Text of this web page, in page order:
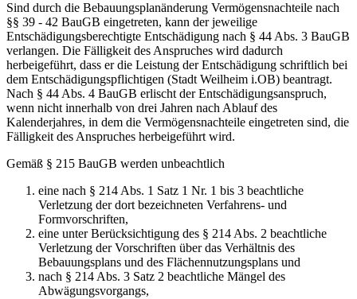
Sind durch die Bebauungsplanänderung Vermögensnachteile nach
§§ 39 - 42 BauGB eingetreten, kann der jeweilige
Entschädigungsberechtigte Entschädigung nach § 44 Abs. 3 BauGB
verlangen. Die Fälligkeit des Anspruches wird dadurch
herbeigeführt, dass er die Leistung der Entschädigung schriftlich bei
dem Entschädigungspflichtigen (Stadt Weilheim i.OB) beantragt.
Nach § 44 Abs. 4 BauGB erlischt der Entschädigungsanspruch,
wenn nicht innerhalb von drei Jahren nach Ablauf des
Kalenderjahres, in dem die Vermögensnachteile eingetreten sind, die
Fälligkeit des Anspruches herbeigeführt wird.
Gemäß § 215 BauGB werden unbeachtlich
eine nach § 214 Abs. 1 Satz 1 Nr. 1 bis 3 beachtliche
Verletzung der dort bezeichneten Verfahrens- und
Formvorschriften,
eine unter Berücksichtigung des § 214 Abs. 2 beachtliche
Verletzung der Vorschriften über das Verhältnis des
Bebauungsplans und des Flächennutzungsplans und
nach § 214 Abs. 3 Satz 2 beachtliche Mängel des
Abwägungsvorgangs,